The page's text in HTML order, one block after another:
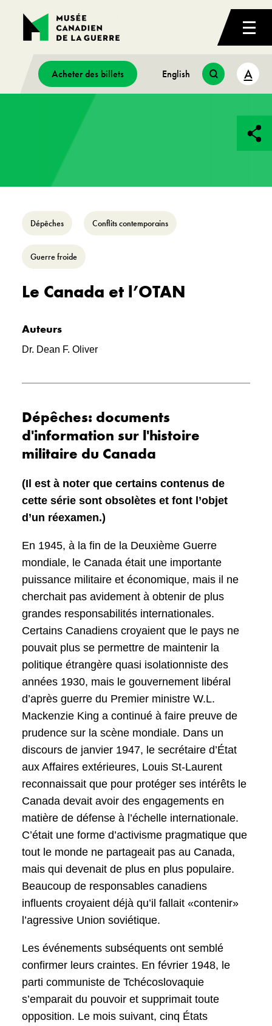
Acheter des billets English A
Dépêches Conflits contemporains
Guerre froide
Le Canada et l’OTAN
Auteurs
Dr. Dean F. Oliver
Dépêches: documents
d'information sur l'histoire
militaire du Canada
(Il est à noter que certains contenus de
cette série sont obsolètes et font l’objet
d’un réexamen.)
En 1945, à la fin de la Deuxième Guerre
mondiale, le Canada était une importante
puissance militaire et économique, mais il ne
cherchait pas avidement à obtenir de plus
grandes responsabilités internationales.
Certains Canadiens croyaient que le pays ne
pouvait plus se permettre de maintenir la
politique étrangère quasi isolationniste des
années 1930, mais le gouvernement libéral
d’après guerre du Premier ministre W.L.
Mackenzie King a continué à faire preuve de
prudence sur la scène mondiale. Dans un
discours de janvier 1947, le secrétaire d’État
aux Affaires extérieures, Louis St-Laurent
reconnaissait que pour protéger ses intérêts le
Canada devait avoir des engagements en
matière de défense à l’échelle internationale.
C’était une forme d’activisme pragmatique que
tout le monde ne partageait pas au Canada,
mais qui devenait de plus en plus populaire.
Beaucoup de responsables canadiens
influents croyaient déjà qu’il fallait «contenir»
l’agressive Union soviétique.
Les événements subséquents ont semblé
confirmer leurs craintes. En février 1948, le
parti communiste de Tchécoslovaquie
s’emparait du pouvoir et supprimait toute
opposition. Le mois suivant, cinq États